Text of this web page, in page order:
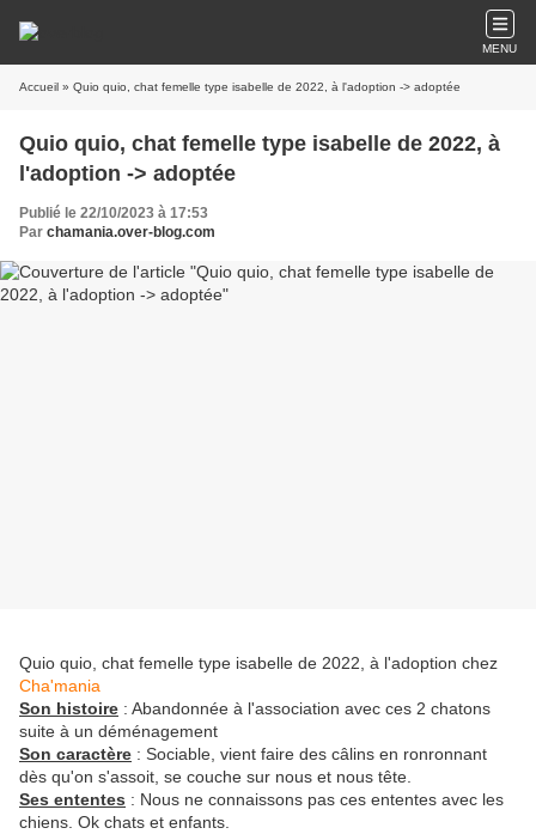
MENU
Accueil » Quio quio, chat femelle type isabelle de 2022, à l'adoption -> adoptée
Quio quio, chat femelle type isabelle de 2022, à
l'adoption -> adoptée
Publié le 22/10/2023 à 17:53
Par chamania.over-blog.com
Quio quio, chat femelle type isabelle de 2022, à l'adoption chez
Cha'mania
Son histoire : Abandonnée à l'association avec ces 2 chatons
suite à un déménagement
Son caractère : Sociable, vient faire des câlins en ronronnant
dès qu'on s'assoit, se couche sur nous et nous tête.
Ses ententes : Nous ne connaissons pas ces ententes avec les
chiens. Ok chats et enfants.